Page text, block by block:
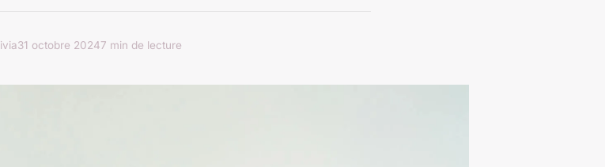
31 octobre 20247 min de lecture